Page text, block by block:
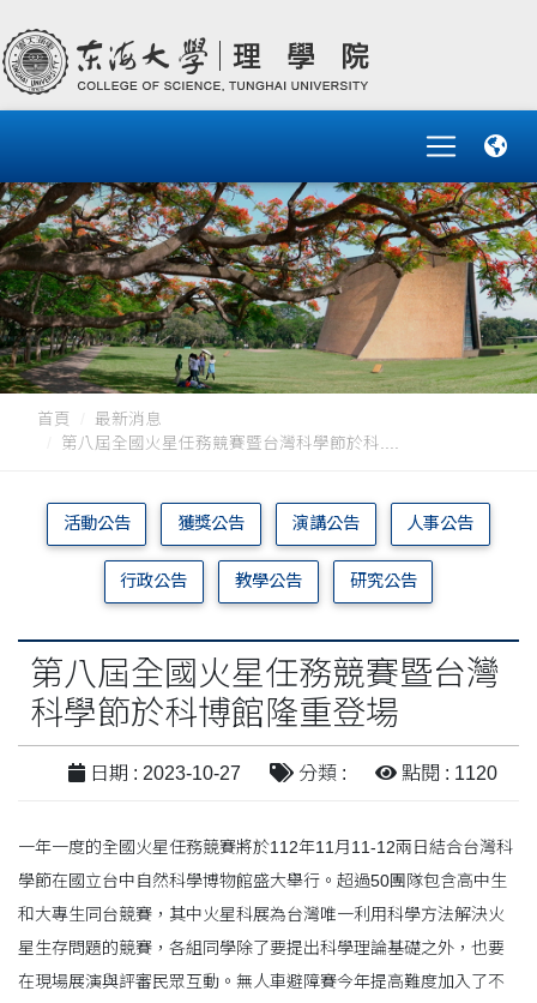
首頁
最新消息
第八屆全國火星任務競賽暨台灣科學節於科....
活動公告 獲獎公告 演講公告 人事公告
行政公告 教學公告 研究公告
第八屆全國火星任務競賽暨台灣
科學節於科博館隆重登場
日期 : 2023-10-27 分類 : 點閱 : 1120
一年一度的全國火星任務競賽將於112年11月11-12兩日結合台灣科
學節在國立台中自然科學博物館盛大舉行。超過50團隊包含高中生
和大專生同台競賽，其中火星科展為台灣唯一利用科學方法解決火
星生存問題的競賽，各組同學除了要提出科學理論基礎之外，也要
在現場展演與評審民眾互動。無人車避障賽今年提高難度加入了不